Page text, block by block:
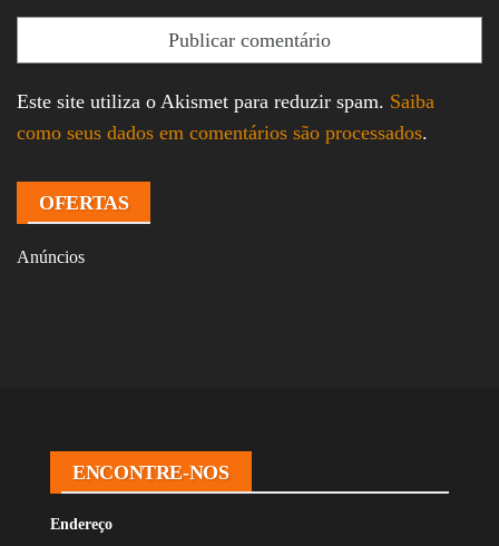
Este site utiliza o Akismet para reduzir spam. Saiba
como seus dados em comentários são processados.
OFERTAS
Anúncios
ENCONTRE-NOS
Endereço